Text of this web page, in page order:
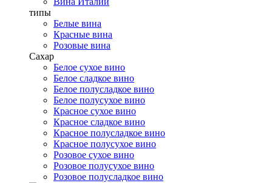
типы
Белые вина
Красные вина
Розовые вина
Сахар
Белое сухое вино
Белое сладкое вино
Белое полусладкое вино
Белое полусухое вино
Красное сухое вино
Красное сладкое вино
Красное полусладкое вино
Красное полусухое вино
Розовое сухое вино
Розовое полусухое вино
Розовое полусладкое вино